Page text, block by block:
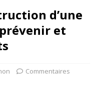
d’une
et
Commentaires